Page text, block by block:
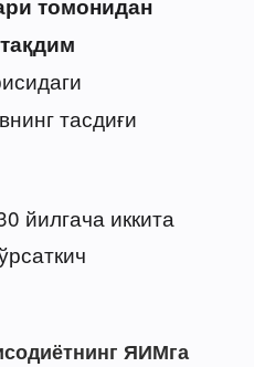
тасдиғи
йилгача иккита
ЯИМга